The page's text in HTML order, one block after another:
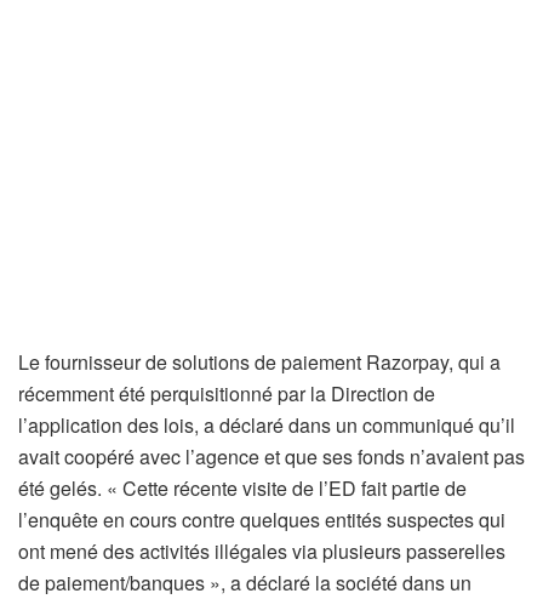
Le fournisseur de solutions de paiement Razorpay, qui a
récemment été perquisitionné par la Direction de
l’application des lois, a déclaré dans un communiqué qu’il
avait coopéré avec l’agence et que ses fonds n’avaient pas
été gelés. « Cette récente visite de l’ED fait partie de
l’enquête en cours contre quelques entités suspectes qui
ont mené des activités illégales via plusieurs passerelles
de paiement/banques », a déclaré la société dans un